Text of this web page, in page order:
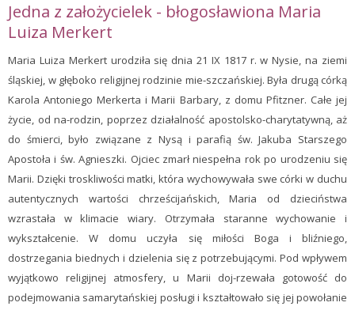
Jedna z założycielek - błogosławiona Maria
Luiza Merkert
Maria Luiza Merkert urodziła się dnia 21 IX 1817 r. w Nysie, na ziemi
śląskiej, w głęboko religijnej rodzinie mie-szczańskiej. Była drugą córką
Karola Antoniego Merkerta i Marii Barbary, z domu Pfitzner. Całe jej
życie, od na-rodzin, poprzez działalność apostolsko-charytatywną, aż
do śmierci, było związane z Nysą i parafią św. Jakuba Starszego
Apostoła i św. Agnieszki. Ojciec zmarł niespełna rok po urodzeniu się
Marii. Dzięki troskliwości matki, która wychowywała swe córki w duchu
autentycznych wartości chrześcijańskich, Maria od dzieciństwa
wzrastała w klimacie wiary. Otrzymała staranne wychowanie i
wykształcenie. W domu uczyła się miłości Boga i bliźniego,
dostrzegania biednych i dzielenia się z potrzebującymi. Pod wpływem
wyjątkowo religijnej atmosfery, u Marii doj-rzewała gotowość do
podejmowania samarytańskiej posługi i kształtowało się jej powołanie